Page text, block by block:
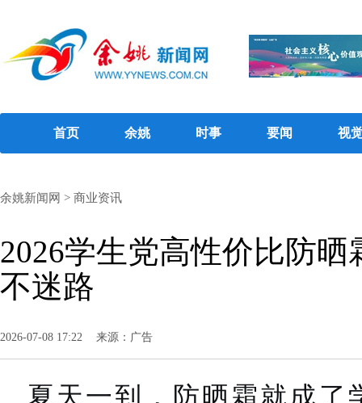
首页 余姚 时事 要闻 视
余姚新闻网 > 商业资讯
2026学生党高性价比防
不迷路
2026-07-08 17:22 来源：广告
夏天一到，防晒霜就成了